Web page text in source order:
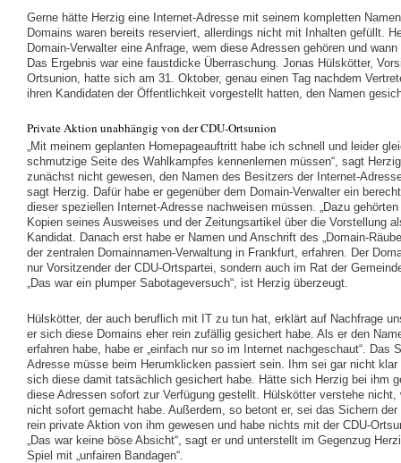
Gerne hätte Herzig eine Internet-Adresse mit seinem kompletten
Domains waren bereits reserviert, allerdings nicht mit Inhalten gefüllt.
Domain-Verwalter eine Anfrage, wem diese Adressen gehören und
Das Ergebnis war eine faustdicke Überraschung. Jonas Hülskötter,
Ortsunion, hatte sich am 31. Oktober, genau einen Tag nachdem
ihren Kandidaten der Öffentlichkeit vorgestellt hatten, den Namen
Private Aktion unabhängig von der CDU-Ortsunion
„Mit meinem geplanten Homepageauftritt habe ich schnell und leider
schmutzige Seite des Wahlkampfes kennenlernen müssen“, sagt
zunächst nicht gewesen, den Namen des Besitzers der Internet-
sagt Herzig. Dafür habe er gegenüber dem Domain-Verwalter ein
dieser speziellen Internet-Adresse nachweisen müssen. „Dazu
Kopien seines Ausweises und der Zeitungsartikel über die Vorstellung
Kandidat. Danach erst habe er Namen und Anschrift des „Domain-
der zentralen Domainnamen-Verwaltung in Frankfurt, erfahren. Der
nur Vorsitzender der CDU-Ortspartei, sondern auch im Rat der
„Das war ein plumper Sabotageversuch“, ist Herzig überzeugt.
Hülskötter, der auch beruflich mit IT zu tun hat, erklärt auf Nachfrage
er sich diese Domains eher rein zufällig gesichert habe. Als er den
erfahren habe, habe er „einfach nur so im Internet nachgeschaut“. Das
Adresse müsse beim Herumklicken passiert sein. Ihm sei gar nicht klar
sich diese damit tatsächlich gesichert habe. Hätte sich Herzig bei ihm
diese Adressen sofort zur Verfügung gestellt. Hülskötter verstehe nicht,
nicht sofort gemacht habe. Außerdem, so betont er, sei das Sichern
rein private Aktion von ihm gewesen und habe nichts mit der CDU-
„Das war keine böse Absicht“, sagt er und unterstellt im Gegenzug
Spiel mit „unfairen Bandagen“.